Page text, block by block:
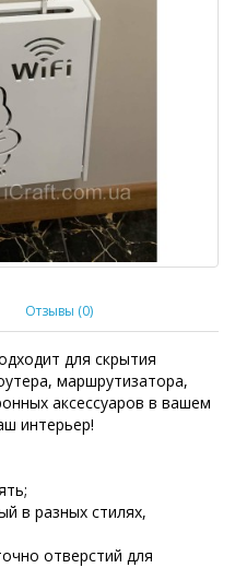
Отзывы (0)
для скрытия
маршрутизатора,
аксессуаров в вашем
интерьер!
в разных стилях,
отверстий для